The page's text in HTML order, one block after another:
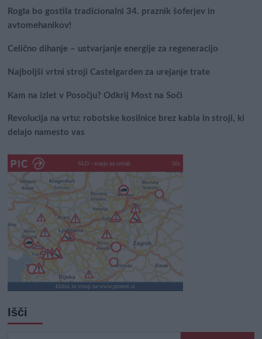
Rogla bo gostila tradicionalni 34. praznik šoferjev in
avtomehanikov!
Celično dihanje – ustvarjanje energije za regeneracijo
Najboljši vrtni stroji Castelgarden za urejanje trate
Kam na izlet v Posočju? Odkrij Most na Soči
Revolucija na vrtu: robotske kosilnice brez kabla in stroji, ki
delajo namesto vas
SLO - stanje na cestah 45s
klikni za vstop na www.promet.si
Išči